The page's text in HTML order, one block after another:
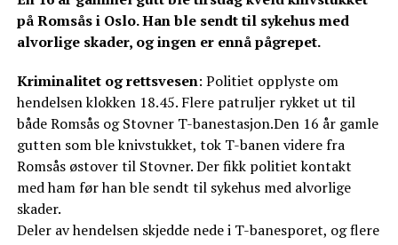
på Romsås i Oslo. Han ble sendt til sykehus med
alvorlige skader, og ingen er ennå pågrepet.
Kriminalitet og rettsvesen: Politiet opplyste om
hendelsen klokken 18.45. Flere patruljer rykket ut til
både Romsås og Stovner T-banestasjon.Den 16 år gamle
gutten som ble knivstukket, tok T-banen videre fra
Romsås østover til Stovner. Der fikk politiet kontakt
med ham før han ble sendt til sykehus med alvorlige
skader.
Deler av hendelsen skjedde nede i T-banesporet, og flere